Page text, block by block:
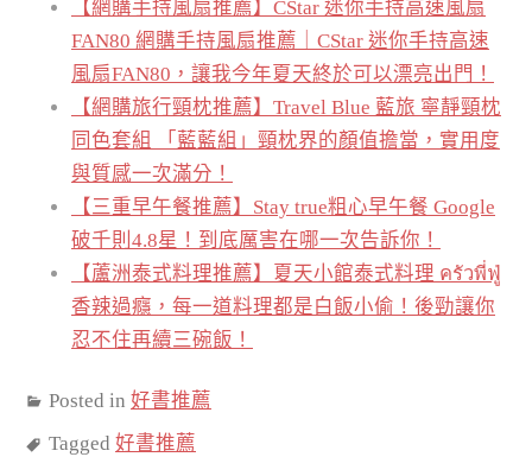
【網購手持風扇推薦】CStar 迷你手持高速風扇
FAN80 網購手持風扇推薦｜CStar 迷你手持高速
風扇FAN80，讓我今年夏天終於可以漂亮出門！
【網購旅行頸枕推薦】Travel Blue 藍旅 寧靜頸枕
同色套組 「藍藍組」頸枕界的顏值擔當，實用度
與質感一次滿分！
【三重早午餐推薦】Stay true粗心早午餐 Google
破千則4.8星！到底厲害在哪一次告訴你！
【蘆洲泰式料理推薦】夏天小館泰式料理 ครัวพี่ฟู่
香辣過癮，每一道料理都是白飯小偷！後勁讓你
忍不住再續三碗飯！
Posted in 好書推薦
Tagged 好書推薦